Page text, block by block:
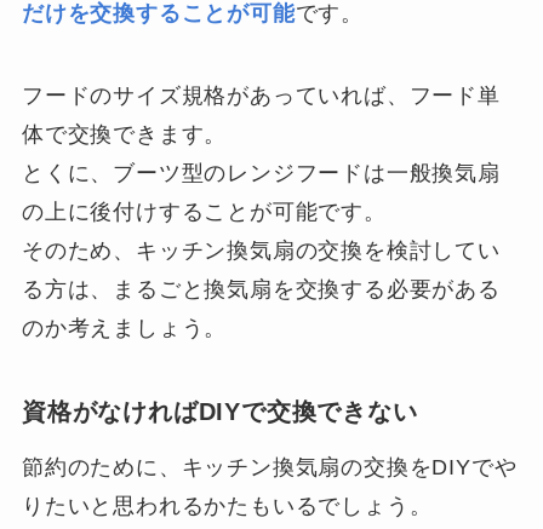
だけを交換することが可能です。
フードのサイズ規格があっていれば、フード単
体で交換できます。
とくに、ブーツ型のレンジフードは一般換気扇
の上に後付けすることが可能です。
そのため、キッチン換気扇の交換を検討してい
る方は、まるごと換気扇を交換する必要がある
のか考えましょう。
資格がなければDIYで交換できない
節約のために、キッチン換気扇の交換をDIYでや
りたいと思われるかたもいるでしょう。